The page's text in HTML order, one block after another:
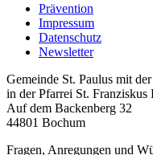
Prävention
Impressum
Datenschutz
Newsletter
Gemeinde St. Paulus mit
in der Pfarrei St. Franziskus
Auf dem Backenberg 32
44801 Bochum
Fragen, Anregungen und